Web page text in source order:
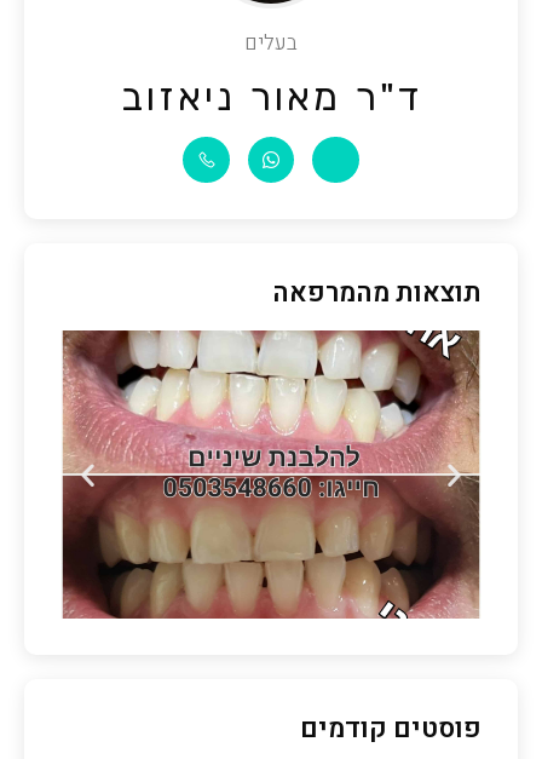
בעלים
ד"ר מאור ניאזוב
תוצאות מהמרפאה
פוסטים קודמים